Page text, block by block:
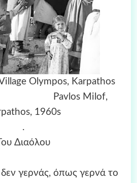
Olympos, Karpathos
Pavlos Milof,
1960s
.
Διαόλου
δεν γερνάς, όπως γερνά το